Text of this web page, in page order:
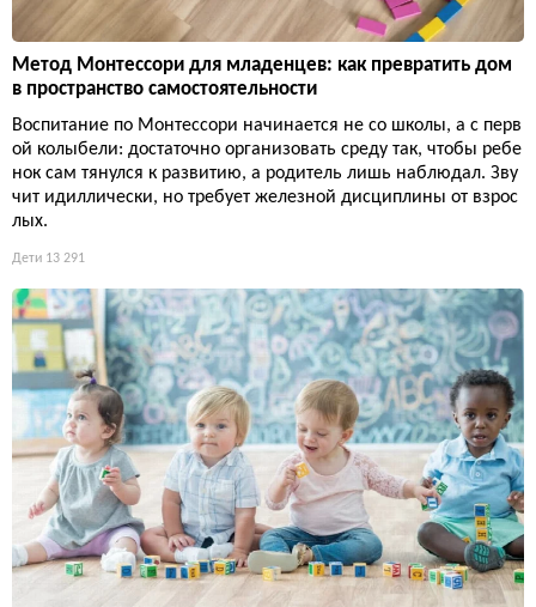
Метод Монтессори для младенцев: как превратить дом
в пространство самостоятельности
Воспитание по Монтессори начинается не со школы, а с перв
ой колыбели: достаточно организовать среду так, чтобы ребе
нок сам тянулся к развитию, а родитель лишь наблюдал. Зву
чит идиллически, но требует железной дисциплины от взрос
лых.
Дети 13 291